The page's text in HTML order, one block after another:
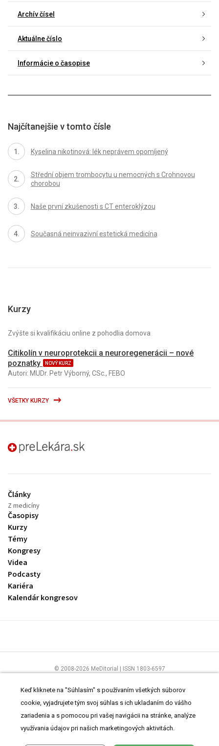
Archív čísel
Aktuálne číslo
Informácie o časopise
Najčítanejšie v tomto čísle
Kyselina nikotinová: lék neprávem opomíjený
Střední objem trombocytu u nemocných s Crohnovou
chorobou
Naše první zkušenosti s CT enteroklýzou
Současná neinvazivní estetická medicína
Kurzy
Zvýšte si kvalifikáciu online z pohodlia domova
Citikolín v neuroprotekcii a neuroregenerácii – nové
poznatky
NOVÝ KURZ
Autori: MUDr. Petr Výborný, CSc., FEBO
VŠETKY KURZY
preLekára.sk
Články
Z medicíny
Časopisy
Kurzy
Témy
Kongresy
Videa
Podcasty
Kariéra
Kalendár kongresov
© 2008-2026 MeDitorial | ISSN 1803-6597
ČítajteprehlásenieaZásady spracovania osobných údajov
Keď kliknete na "Súhlasím" s používaním všetkých súborov
cookie, vyjadrujete tým svoj súhlas s ich ukladaním do vášho
zariadenia a s pomocou pri vašej navigácii na stránke, analýze
využívania údajov pri našich marketingových aktivitách.